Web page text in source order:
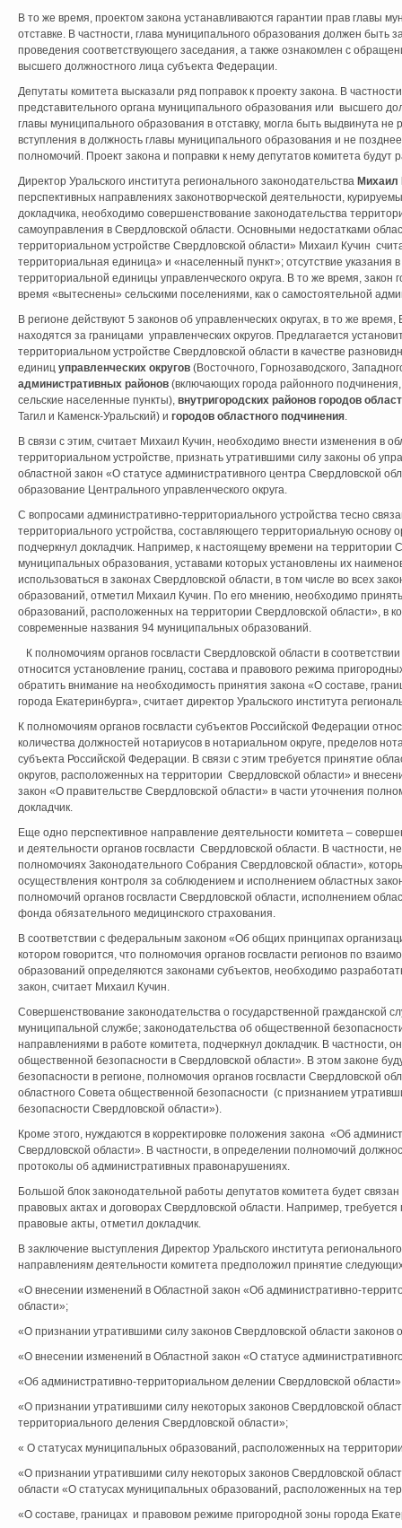
В то же время, проектом закона устанавливаются гарантии прав главы
отставке. В частности, глава муниципального образования должен быть
проведения соответствующего заседания, а также ознакомлен с
высшего должностного лица субъекта Федерации.
Депутаты комитета высказали ряд поправок к проекту закона. В
представительного органа муниципального образования или высшего
главы муниципального образования в отставку, могла быть выдвинута
вступления в должность главы муниципального образования и не
полномочий. Проект закона и поправки к нему депутатов комитета
Директор Уральского института регионального законодательства Михаил
перспективных направлениях законотворческой деятельности,
докладчика, необходимо совершенствование законодательства
самоуправления в Свердловской области. Основными недостатками
территориальном устройстве Свердловской области» Михаил Кучин
территориальная единица» и «населенный пункт»; отсутствие указания
территориальной единицы управленческого округа. В то же время, закон
время «вытеснены» сельскими поселениями, как о самостоятельной
В регионе действуют 5 законов об управленческих округах, в то же
находятся за границами управленческих округов. Предлагается
территориальном устройстве Свердловской области в качестве
единиц управленческих округов (Восточного, Горнозаводского,
административных районов (включающих города районного
сельские населенные пункты), внутригородских районов городов
Тагил и Каменск-Уральский) и городов областного подчинения.
В связи с этим, считает Михаил Кучин, необходимо внести изменения в
территориальном устройстве, признать утратившими силу законы об
областной закон «О статусе административного центра Свердловской
образование Центрального управленческого округа.
С вопросами административно-территориального устройства тесно
территориального устройства, составляющего территориальную основу
подчеркнул докладчик. Например, к настоящему времени на территории
муниципальных образования, уставами которых установлены их
использоваться в законах Свердловской области, в том числе во всех
образований, отметил Михаил Кучин. По его мнению, необходимо
образований, расположенных на территории Свердловской области», в
современные названия 94 муниципальных образований.
К полномочиям органов госвласти Свердловской области в
относится установление границ, состава и правового режима
обратить внимание на необходимость принятия закона «О составе,
города Екатеринбурга», считает директор Уральского института
К полномочиям органов госвласти субъектов Российской Федерации
количества должностей нотариусов в нотариальном округе, пределов
субъекта Российской Федерации. В связи с этим требуется принятие
округов, расположенных на территории Свердловской области» и
закон «О правительстве Свердловской области» в части уточнения
докладчик.
Еще одно перспективное направление деятельности комитета –
и деятельности органов госвласти Свердловской области. В частности,
полномочиях Законодательного Собрания Свердловской области»,
осуществления контроля за соблюдением и исполнением областных
полномочий органов госвласти Свердловской области, исполнением
фонда обязательного медицинского страхования.
В соответствии с федеральным законом «Об общих принципах
котором говорится, что полномочия органов госвласти регионов по
образований определяются законами субъектов, необходимо
закон, считает Михаил Кучин.
Совершенствование законодательства о государственной гражданской
муниципальной службе; законодательства об общественной
направлениями в работе комитета, подчеркнул докладчик. В частности,
общественной безопасности в Свердловской области». В этом законе
безопасности в регионе, полномочия органов госвласти Свердловской
областного Совета общественной безопасности (с признанием
безопасности Свердловской области»).
Кроме этого, нуждаются в корректировке положения закона «Об
Свердловской области». В частности, в определении полномочий
протоколы об административных правонарушениях.
Большой блок законодательной работы депутатов комитета будет
правовых актах и договорах Свердловской области. Например,
правовые акты, отметил докладчик.
В заключение выступления Директор Уральского института
направлениям деятельности комитета предположил принятие
«О внесении изменений в Областной закон «Об административно-
области»;
«О признании утратившими силу законов Свердловской области законов
«О внесении изменений в Областной закон «О статусе
«Об административно-территориальном делении Свердловской
«О признании утратившими силу некоторых законов Свердловской
территориального деления Свердловской области»;
« О статусах муниципальных образований, расположенных на
«О признании утратившими силу некоторых законов Свердловской
области «О статусах муниципальных образований, расположенных на
«О составе, границах и правовом режиме пригородной зоны города